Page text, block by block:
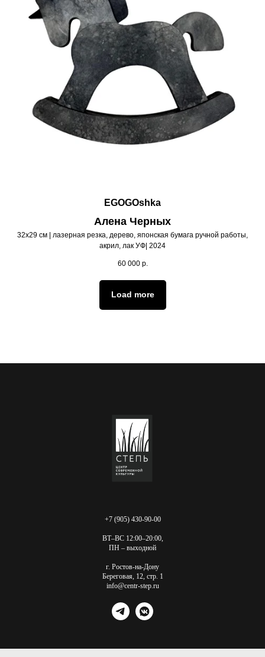
EGOGOshka
Алена Черных
32х29 см | лазерная резка, дерево, японская бумага ручной работы,
акрил, лак УФ| 2024
60 000 р.
Load more
+7 (905) 430-90-00
ВТ–ВС 12:00–20:00,
ПН – выходной
г. Ростов-на-Дону
Береговая, 12, стр. 1
info@centr-step.ru